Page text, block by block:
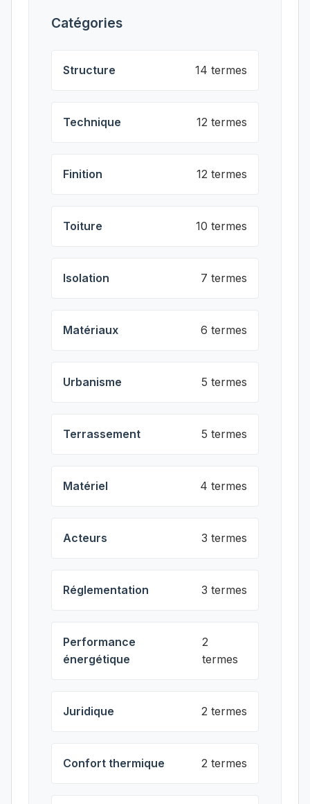
Catégories
Structure 14 termes
Technique 12 termes
Finition 12 termes
Toiture 10 termes
Isolation 7 termes
Matériaux 6 termes
Urbanisme 5 termes
Terrassement 5 termes
Matériel 4 termes
Acteurs 3 termes
Réglementation 3 termes
Performance
énergétique
2
termes
Juridique 2 termes
Confort thermique 2 termes